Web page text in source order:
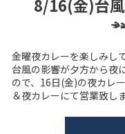
8/16(金)台
金曜夜カレーを楽しみし
台風の影響が夕方から夜
ので、16日(金)の夜カレ
＆夜カレーにて営業致